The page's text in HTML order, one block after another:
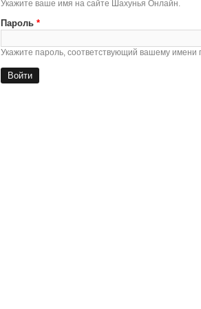
Укажите ваше имя на сайте Шахунья Онлайн.
Пароль *
Укажите пароль, соответствующий вашему имени